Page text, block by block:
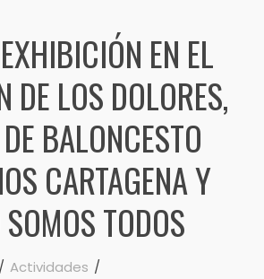
EN EL
DE LOS DOLORES,
BALONCESTO
CARTAGENA Y
TODOS
Actividades